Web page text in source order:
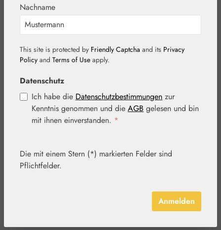
Sundew Tropfen
Bildergalerie überspringen
Nachname
This site is protected by Friendly Captcha and its Privacy
Policy and Terms of Use apply.
Datenschutz
Ich habe die Datenschutzbestimmungen zur
Kenntnis genommen und die AGB gelesen und bin
mit ihnen einverstanden. *
Die mit einem Stern (*) markierten Felder sind
Pflichtfelder.
Anmelden